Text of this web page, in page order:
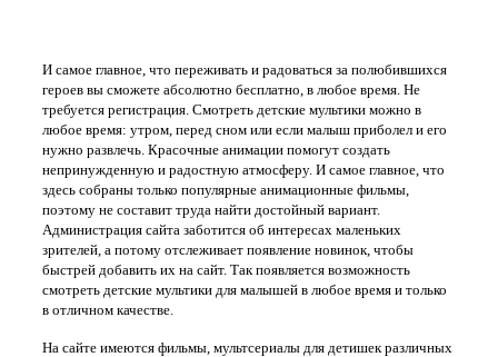
И самое главное, что переживать и радоваться за полюбившихся
героев вы сможете абсолютно бесплатно, в любое время. Не
требуется регистрация. Смотреть детские мультики можно в
любое время: утром, перед сном или если малыш приболел и его
нужно развлечь. Красочные анимации помогут создать
непринужденную и радостную атмосферу. И самое главное, что
здесь собраны только популярные анимационные фильмы,
поэтому не составит труда найти достойный вариант.
Администрация сайта заботится об интересах маленьких
зрителей, а потому отслеживает появление новинок, чтобы
быстрей добавить их на сайт. Так появляется возможность
смотреть детские мультики для малышей в любое время и только
в отличном качестве.
На сайте имеются фильмы, мультсериалы для детишек различных